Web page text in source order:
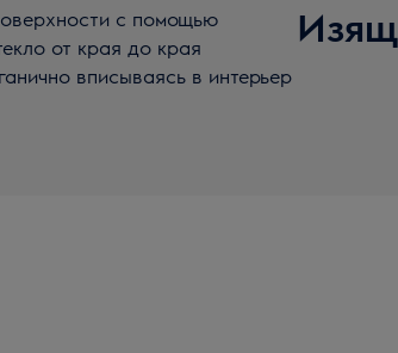
с помощью
от края до края
вписываясь в интерьер